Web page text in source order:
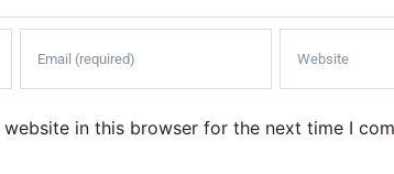
website in this browser for the next time I